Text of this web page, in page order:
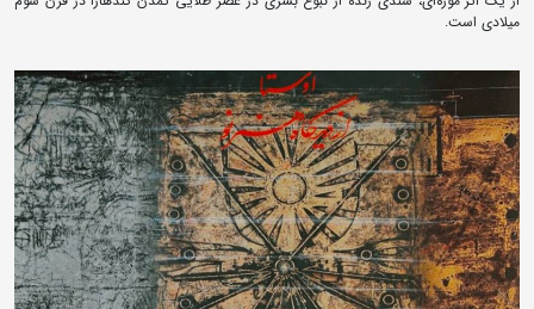
میلادی است.